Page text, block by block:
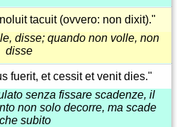
tacuit (ovvero: non dixit)."
disse; quando non volle, non
disse
fuerit, et cessit et venit dies."
senza fissare scadenze, il
non solo decorre, ma scade
subito